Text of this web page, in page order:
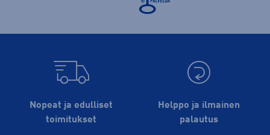
Nopeat ja edulliset
toimitukset
Helppo ja ilmainen
palautus